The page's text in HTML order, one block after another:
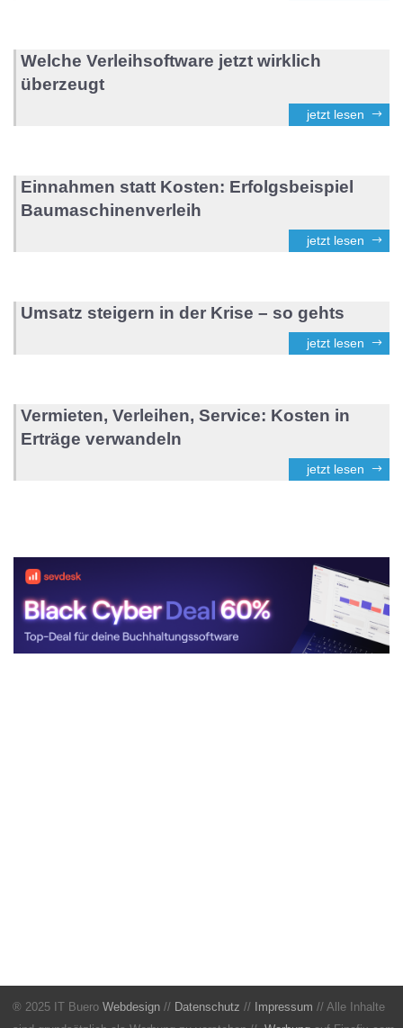
Welche Verleihsoftware jetzt wirklich
überzeugt
jetzt lesen
Einnahmen statt Kosten: Erfolgsbeispiel
Baumaschinenverleih
jetzt lesen
Umsatz steigern in der Krise – so gehts
jetzt lesen
Vermieten, Verleihen, Service: Kosten in
Erträge verwandeln
jetzt lesen
® 2025 IT Buero Webdesign // Datenschutz // Impressum // Alle Inhalte